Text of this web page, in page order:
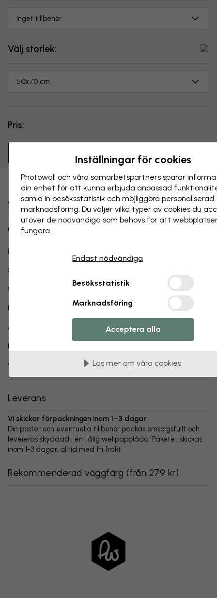
Inget tillbehör
Välj storlek:
50x70 cm
Pris: ...
Spara som favorit
Skuggornas konst - Elefant
Om produkten:
1-3 arbetsdagar
Poster (finns också somtapet canvastavla)
Varianter av det här motivet:
Leverans
Vi skickar förpackningen inom 1–3 dagar
Din poster och eventuella tillbehör packas omsorgsfullt och
levereras skyddad i en tålig wellpapplåda. Paketet skickas
inom 1-3 dagar, alltid med fri frakt.
Rekommenderad väggfärg (från 279 kr)
Inställningar för cookies
Photowall och våra samarbets­partners sparar
din enhet för att kunna erbjuda anpassad
samla in besöks­statistik och möjliggöra personaliserad
marknads­föring. Du väljer vilka typer av cookies du
utöver de nödvändiga som behövs för att
fungera.
Endast nödvändiga
Besöksstatistik
Marknadsföring
Acceptera alla
Läs mer om våra cookies